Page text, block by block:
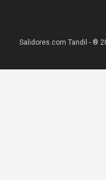
Salidores.com Tandil - ®